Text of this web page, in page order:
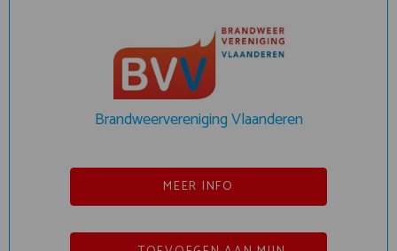
Brandweervereniging Vlaanderen
MEER INFO